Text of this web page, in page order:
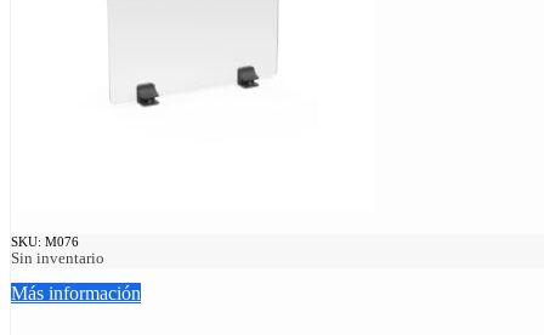
SKU: M076
Sin inventario
Más información